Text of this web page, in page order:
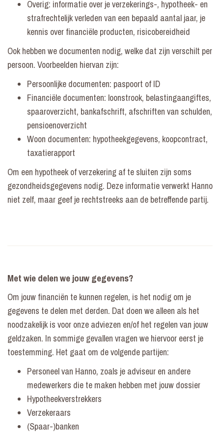
Overig: informatie over je verzekerings-, hypotheek- en
strafrechtelijk verleden van een bepaald aantal jaar, je
kennis over financiële producten, risicobereidheid
Ook hebben we documenten nodig, welke dat zijn verschilt per
persoon. Voorbeelden hiervan zijn:
Persoonlijke documenten: paspoort of ID
Financiële documenten: loonstrook, belastingaangiftes,
spaaroverzicht, bankafschrift, afschriften van schulden,
pensioenoverzicht
Woon documenten: hypotheekgegevens, koopcontract,
taxatierapport
Om een hypotheek of verzekering af te sluiten zijn soms
gezondheidsgegevens nodig. Deze informatie verwerkt Hanno
niet zelf, maar geef je rechtstreeks aan de betreffende partij.
Met wie delen we jouw gegevens?
Om jouw financiën te kunnen regelen, is het nodig om je
gegevens te delen met derden. Dat doen we alleen als het
noodzakelijk is voor onze adviezen en/of het regelen van jouw
geldzaken. In sommige gevallen vragen we hiervoor eerst je
toestemming. Het gaat om de volgende partijen:
Personeel van Hanno, zoals je adviseur en andere
medewerkers die te maken hebben met jouw dossier
Hypotheekverstrekkers
Verzekeraars
(Spaar-)banken